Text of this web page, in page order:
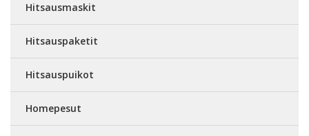
Hitsausmaskit
Hitsauspaketit
Hitsauspuikot
Homepesut